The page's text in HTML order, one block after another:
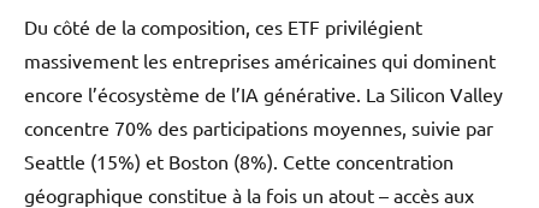
Du côté de la composition, ces ETF privilégient
massivement les entreprises américaines qui dominent
encore l’écosystème de l’IA générative. La Silicon Valley
concentre 70% des participations moyennes, suivie par
Seattle (15%) et Boston (8%). Cette concentration
géographique constitue à la fois un atout – accès aux